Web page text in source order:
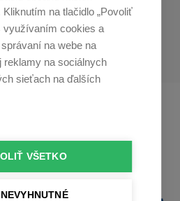
na tlačidlo „Povoliť
využívaním cookies a
na webe na
reklamy na sociálnych
sieťach na ďalších
VŠETKO